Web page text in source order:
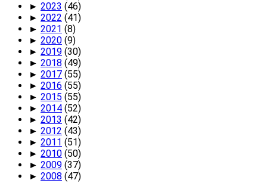
► 2023 (46)
► 2022 (41)
► 2021 (8)
► 2020 (9)
► 2019 (30)
► 2018 (49)
► 2017 (55)
► 2016 (55)
► 2015 (55)
► 2014 (52)
► 2013 (42)
► 2012 (43)
► 2011 (51)
► 2010 (50)
► 2009 (37)
► 2008 (47)